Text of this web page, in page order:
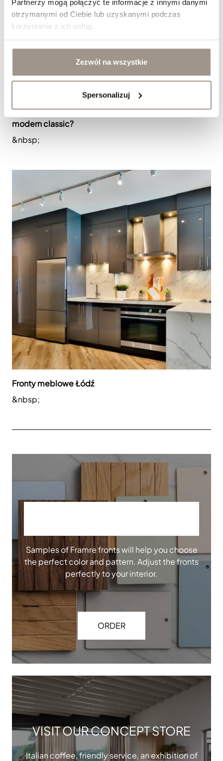
Partnerzy mogą połączyć te informacje z innymi danymi
otrzymanymi od Ciebie lub uzyskanymi podczas
korzystania z ich usług.
Zezwól na wszystkie
Spersonalizuj
Jak dobrać fronty meblowe do kuchni w stylu
modern classic?
&nbsp;
Fronty meblowe Łódź
&nbsp;
Samples of Framre fronts will help you choose
the perfect color and pattern. Adjust the fronts
perfectly to your interior.
ORDER
VISIT OUR CONCEPT STORE
Italian coffee, friendly service, an exhibition of